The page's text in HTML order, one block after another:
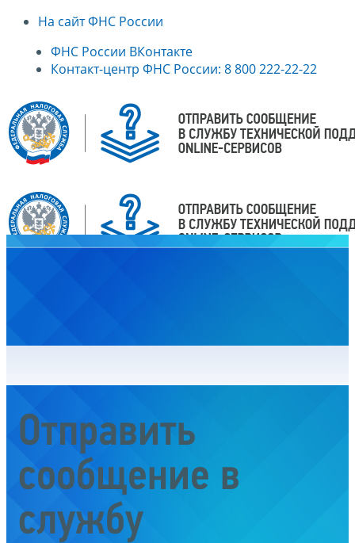
На сайт ФНС России
ФНС России ВКонтакте
Контакт-центр ФНС России: 8 800 222-22-22
Отправить
сообщение в
службу